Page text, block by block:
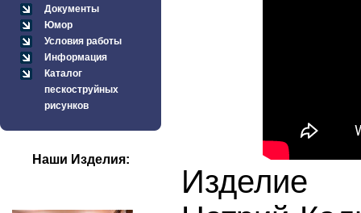
Документы
Юмор
Условия работы
Информация
Каталог
пескоструйных
рисунков
Наши Изделия:
Изделие